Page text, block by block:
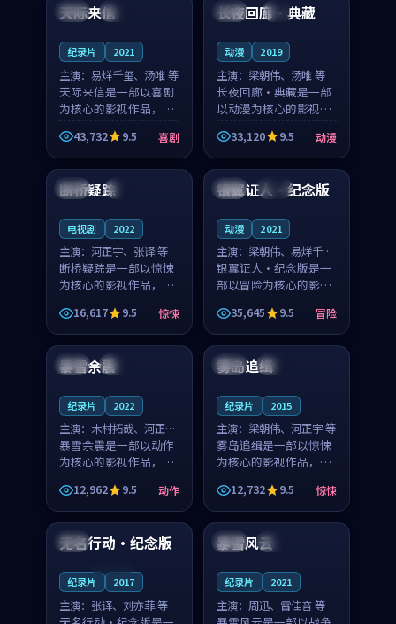
遇到告别都浸着真实
中国 高分
天际来信
纪录片 2021
主演： 易烊千玺、汤唯 等
天际来信是一部以喜剧
为核心的影视作品，围
绕危机、反转与人物成
长展开，整体节奏紧
凑，值得推荐观看。
43,732 9.5 喜剧
日本 4K
长夜回廊·典藏
动漫 2019
主演： 梁朝伟、汤唯 等
长夜回廊·典藏是一部
以动漫为核心的影视作
品，围绕危机、反转与
人物成长展开，整体节
奏紧凑，值得推荐观
看。
33,120 9.5 动漫
美国 4K
断桥疑踪
电视剧 2022
主演： 河正宇、张译 等
断桥疑踪是一部以惊悚
为核心的影视作品，围
绕危机、反转与人物成
长展开，整体节奏紧
凑，值得推荐观看。
16,617 9.5 惊悚
泰国 高分
银翼证人·纪念版
动漫 2021
主演： 梁朝伟、易烊千玺
等
银翼证人·纪念版是一
部以冒险为核心的影视
作品，围绕危机、反转
与人物成长展开，整体
节奏紧凑，值得推荐观
看。
35,645 9.5 冒险
美国 独播
暴雪余震
纪录片 2022
主演： 木村拓哉、河正宇
等
暴雪余震是一部以动作
为核心的影视作品，围
绕危机、反转与人物成
长展开，整体节奏紧
凑，值得推荐观看。
12,962 9.5 动作
英国 热播
雾岛追缉
纪录片 2015
主演： 梁朝伟、河正宇 等
雾岛追缉是一部以惊悚
为核心的影视作品，围
绕危机、反转与人物成
长展开，整体节奏紧
凑，值得推荐观看。
12,732 9.5 惊悚
中国
无名行动·纪念版
纪录片 2017
主演： 张译、刘亦菲 等
美国 热播
暴雪风云
纪录片 2021
主演： 周迅、雷佳音 等